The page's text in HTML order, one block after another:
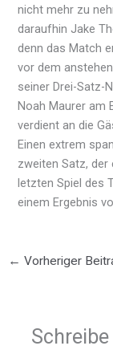
nicht mehr zu
daraufhin Jake
denn das Match
vor dem
seiner Drei-Satz-
Noah Maurer am
verdient an die
Einen extrem
zweiten Satz, der
letzten Spiel des
einem Ergebnis
← Vorheriger